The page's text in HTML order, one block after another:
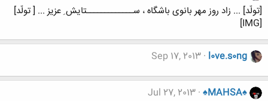
[تولّد] ... زاد روز مهر بانوی باشگاه ، ســـــــــــــتایش ِ عزیز ... [ تولّد]
[IMG]
l0ve.s0ng
Sep 17, 2013
♠MAHSA♠
Jul 27, 2013